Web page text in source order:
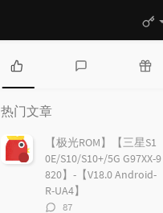
热
门
文
章
论
章
热门文章
【极光ROM】【三星S1
0E/S10/S10+/5G G97XX-9
820】-【V18.0 Android-
R-UA4】
评
87